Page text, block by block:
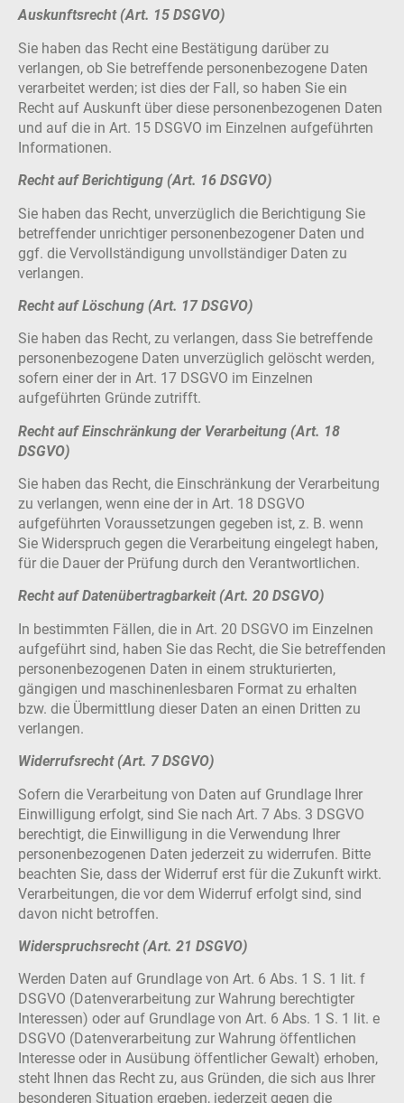
Auskunftsrecht (Art. 15 DSGVO)
Sie haben das Recht eine Bestätigung darüber zu
verlangen, ob Sie betreffende personenbezogene Daten
verarbeitet werden; ist dies der Fall, so haben Sie ein
Recht auf Auskunft über diese personenbezogenen Daten
und auf die in Art. 15 DSGVO im Einzelnen aufgeführten
Informationen.
Recht auf Berichtigung (Art. 16 DSGVO)
Sie haben das Recht, unverzüglich die Berichtigung Sie
betreffender unrichtiger personenbezogener Daten und
ggf. die Vervollständigung unvollständiger Daten zu
verlangen.
Recht auf Löschung (Art. 17 DSGVO)
Sie haben das Recht, zu verlangen, dass Sie betreffende
personenbezogene Daten unverzüglich gelöscht werden,
sofern einer der in Art. 17 DSGVO im Einzelnen
aufgeführten Gründe zutrifft.
Recht auf Einschränkung der Verarbeitung (Art. 18
DSGVO)
Sie haben das Recht, die Einschränkung der Verarbeitung
zu verlangen, wenn eine der in Art. 18 DSGVO
aufgeführten Voraussetzungen gegeben ist, z. B. wenn
Sie Widerspruch gegen die Verarbeitung eingelegt haben,
für die Dauer der Prüfung durch den Verantwortlichen.
Recht auf Datenübertragbarkeit (Art. 20 DSGVO)
In bestimmten Fällen, die in Art. 20 DSGVO im Einzelnen
aufgeführt sind, haben Sie das Recht, die Sie betreffenden
personenbezogenen Daten in einem strukturierten,
gängigen und maschinenlesbaren Format zu erhalten
bzw. die Übermittlung dieser Daten an einen Dritten zu
verlangen.
Widerrufsrecht (Art. 7 DSGVO)
Sofern die Verarbeitung von Daten auf Grundlage Ihrer
Einwilligung erfolgt, sind Sie nach Art. 7 Abs. 3 DSGVO
berechtigt, die Einwilligung in die Verwendung Ihrer
personenbezogenen Daten jederzeit zu widerrufen. Bitte
beachten Sie, dass der Widerruf erst für die Zukunft wirkt.
Verarbeitungen, die vor dem Widerruf erfolgt sind, sind
davon nicht betroffen.
Widerspruchsrecht (Art. 21 DSGVO)
Werden Daten auf Grundlage von Art. 6 Abs. 1 S. 1 lit. f
DSGVO (Datenverarbeitung zur Wahrung berechtigter
Interessen) oder auf Grundlage von Art. 6 Abs. 1 S. 1 lit. e
DSGVO (Datenverarbeitung zur Wahrung öffentlichen
Interesse oder in Ausübung öffentlicher Gewalt) erhoben,
steht Ihnen das Recht zu, aus Gründen, die sich aus Ihrer
besonderen Situation ergeben, jederzeit gegen die